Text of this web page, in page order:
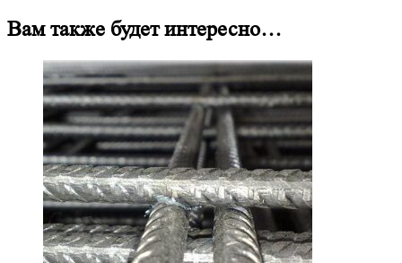
Вам также будет интересно…